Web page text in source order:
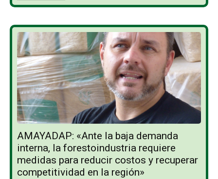
AMAYADAP: «Ante la baja demanda
interna, la forestoindustria requiere
medidas para reducir costos y recuperar
competitividad en la región»